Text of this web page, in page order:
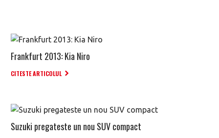
Frankfurt 2013: Kia Niro
CITESTE ARTICOLUL
Suzuki pregateste un nou SUV compact